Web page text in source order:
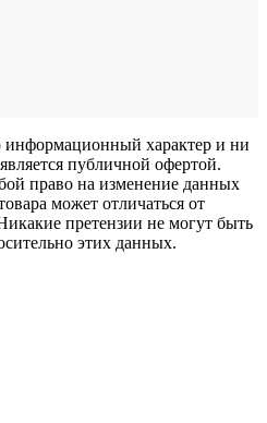
информационный характер и ни
публичной офертой.
право на изменение данных
может отличаться от
претензии не могут быть
этих данных.